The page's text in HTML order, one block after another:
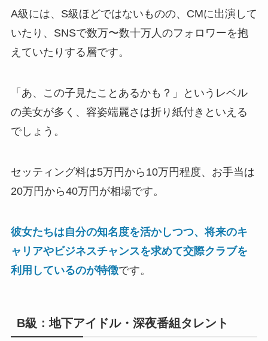
A級には、S級ほどではないものの、CMに出演して
いたり、SNSで数万〜数十万人のフォロワーを抱
えていたりする層です。
「あ、この子見たことあるかも？」というレベル
の美女が多く、容姿端麗さは折り紙付きといえる
でしょう。
セッティング料は5万円から10万円程度、お手当は
20万円から40万円が相場です。
彼女たちは自分の知名度を活かしつつ、将来のキ
ャリアやビジネスチャンスを求めて交際クラブを
利用しているのが特徴です。
B級：地下アイドル・深夜番組タレント